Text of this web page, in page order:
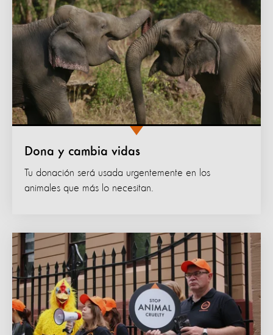
Dona y cambia vidas
Tu donación será usada urgentemente en los
animales que más lo necesitan.